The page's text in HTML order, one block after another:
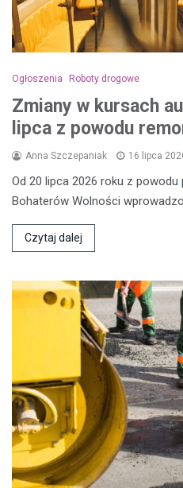
Ogłoszenia Roboty drogowe
Zmiany w kursach
lipca z powodu
Anna Szczepaniak 16 lipca
Od 20 lipca 2026 roku z
Bohaterów Wolności
Czytaj dalej